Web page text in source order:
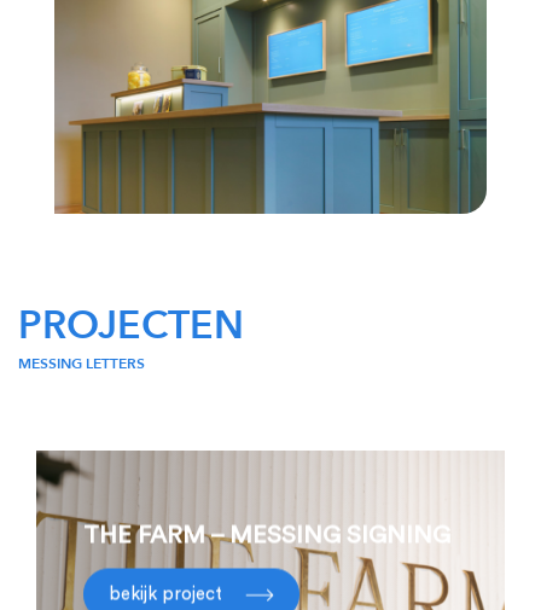
PROJECTEN
MESSING LETTERS
THE FARM – MESSING SIGNING
bekijk project